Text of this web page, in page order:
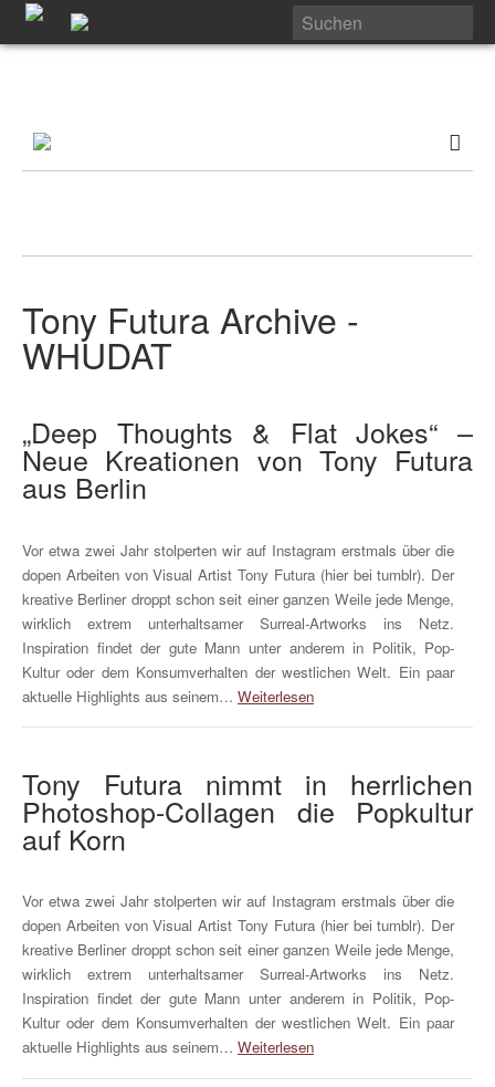
Tony Futura Archive -
WHUDAT
„Deep Thoughts & Flat Jokes“ –
Neue Kreationen von Tony Futura
aus Berlin
Vor etwa zwei Jahr stolperten wir auf Instagram erstmals über die
dopen Arbeiten von Visual Artist Tony Futura (hier bei tumblr). Der
kreative Berliner droppt schon seit einer ganzen Weile jede Menge,
wirklich extrem unterhaltsamer Surreal-Artworks ins Netz.
Inspiration findet der gute Mann unter anderem in Politik, Pop-
Kultur oder dem Konsumverhalten der westlichen Welt. Ein paar
aktuelle Highlights aus seinem… Weiterlesen
Tony Futura nimmt in herrlichen
Photoshop-Collagen die Popkultur
auf Korn
Vor etwa zwei Jahr stolperten wir auf Instagram erstmals über die
dopen Arbeiten von Visual Artist Tony Futura (hier bei tumblr). Der
kreative Berliner droppt schon seit einer ganzen Weile jede Menge,
wirklich extrem unterhaltsamer Surreal-Artworks ins Netz.
Inspiration findet der gute Mann unter anderem in Politik, Pop-
Kultur oder dem Konsumverhalten der westlichen Welt. Ein paar
aktuelle Highlights aus seinem… Weiterlesen